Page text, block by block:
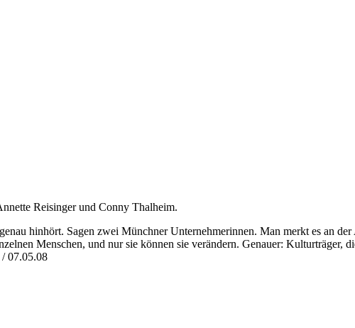
Reisinger und Conny Thalheim.
hinhört. Sagen zwei Münchner Unternehmerinnen. Man merkt es an
Menschen, und nur sie können sie verändern. Genauer: Kulturträger,
/ 07.05.08